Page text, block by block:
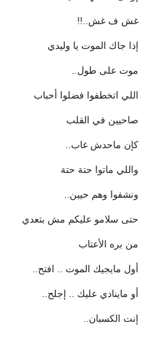
غش ف غش..!!
إذا جاك الموت يا وليدي
موت على طول..
اللي اتخطفوا فضلوا أحباب
صاحيين في القلب
كإن ماحدش غاب..
واللي ماتوا حتة حتة
ونشفوا وهم حيين..
حتى سلامو عليكم مش بتعدي
من بره الأعتاب
أول مايجيك الموت .. افتح..
أو ماينادي عليك .. إجلح..
إنت الكسبان..